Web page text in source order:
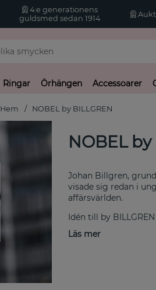
4:e generationens
guldsmed sedan 1914
Ringar Örhängen Accessoarer
Hem NOBEL by BILLGREN
NOBEL by
Johan Billgren,
visade sig redan i
affärsvärlden.
Idén till by
överkomliga priser.
Läs mer